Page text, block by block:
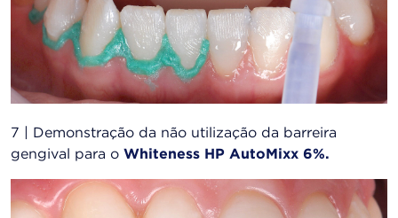
7 | Demonstração da não utilização da barreira
gengival para o Whiteness HP AutoMixx 6%.